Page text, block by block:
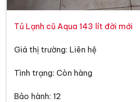
Tủ Lạnh cũ Aqua 143 lít đời mới
Giá thị trường: Liên hệ
Tình trạng: Còn hàng
Bảo hành: 12